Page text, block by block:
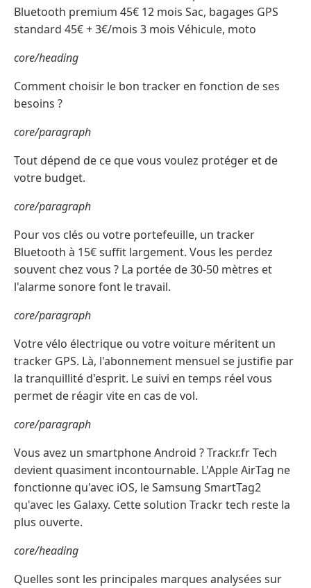
Bluetooth premium 45€ 12 mois Sac, bagages GPS
standard 45€ + 3€/mois 3 mois Véhicule, moto
core/heading
Comment choisir le bon tracker en fonction de ses
besoins ?
core/paragraph
Tout dépend de ce que vous voulez protéger et de
votre budget.
core/paragraph
Pour vos clés ou votre portefeuille, un tracker
Bluetooth à 15€ suffit largement. Vous les perdez
souvent chez vous ? La portée de 30-50 mètres et
l'alarme sonore font le travail.
core/paragraph
Votre vélo électrique ou votre voiture méritent un
tracker GPS. Là, l'abonnement mensuel se justifie par
la tranquillité d'esprit. Le suivi en temps réel vous
permet de réagir vite en cas de vol.
core/paragraph
Vous avez un smartphone Android ? Trackr.fr Tech
devient quasiment incontournable. L'Apple AirTag ne
fonctionne qu'avec iOS, le Samsung SmartTag2
qu'avec les Galaxy. Cette solution Trackr tech reste la
plus ouverte.
core/heading
Quelles sont les principales marques analysées sur